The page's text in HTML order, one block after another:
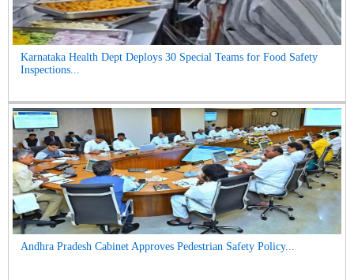
Karnataka Health Dept Deploys 30 Special Teams for Food Safety
Inspections...
Andhra Pradesh Cabinet Approves Pedestrian Safety Policy...